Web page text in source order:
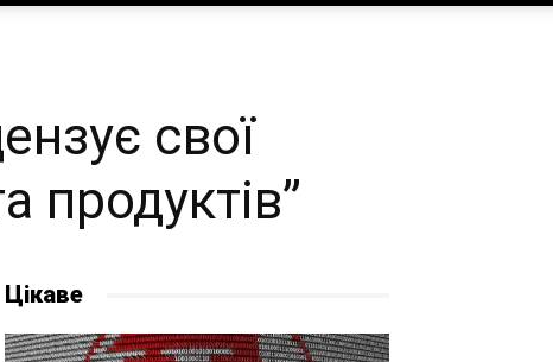
свої
продуктів”
Цікаве